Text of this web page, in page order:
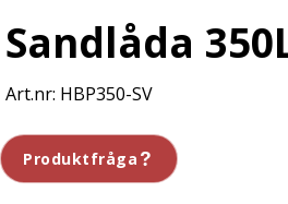
Sandlåda
HBP350-SV
Produktfråga